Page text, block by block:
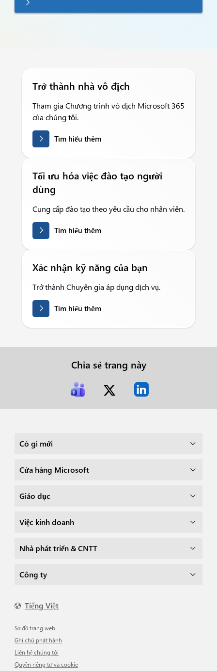
Trở thành nhà vô địch
Tham gia Chương trình vô địch Microsoft 365
của chúng tôi.
Tìm hiểu thêm
Tối ưu hóa việc đào tạo người
dùng
Cung cấp đào tạo theo yêu cầu cho nhân viên.
Tìm hiểu thêm
Xác nhận kỹ năng của bạn
Trở thành Chuyên gia áp dụng dịch vụ.
Tìm hiểu thêm
Chia sẻ trang này
Có gì mới
Cửa hàng Microsoft
Giáo dục
Việc kinh doanh
Nhà phát triển & CNTT
Công ty
Tiếng Việt
Sơ đồ trang web
Ghi chú phát hành
Liên hệ chúng tôi
Quyền riêng tư và cookie